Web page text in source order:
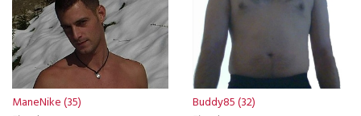
ManeNike (35)
Buddy85 (32)